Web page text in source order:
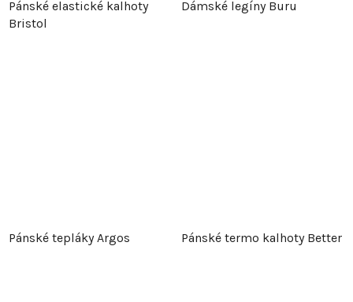
Pánské elastické kalhoty
Bristol
Dámské legíny Buru
Pánské tepláky Argos Pánské termo kalhoty Better